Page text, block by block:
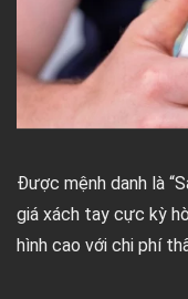
Được mệnh danh là
giá xách tay cực kỳ
hình cao với chi phí